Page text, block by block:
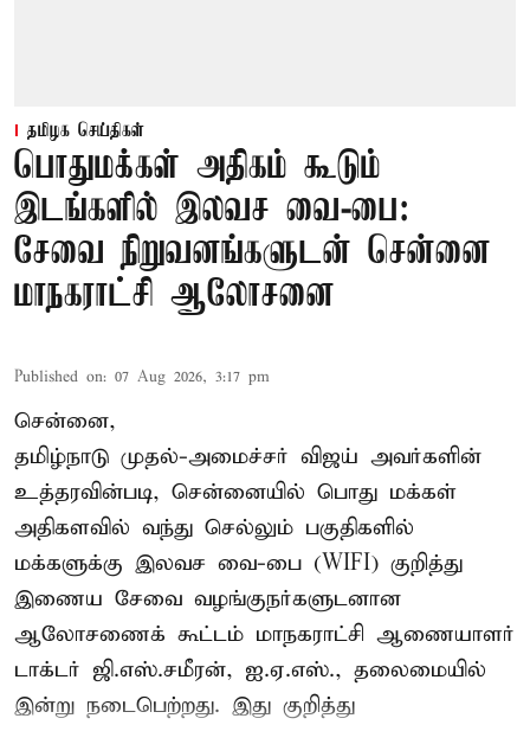
தமிழக செய்திகள்
பொதுமக்கள் அதிகம் கூடும்
இடங்களில் இலவச வை-பை:
சேவை நிறுவனங்களுடன் சென்னை
மாநகராட்சி ஆலோசனை
Published on: 07 Aug 2026, 3:17 pm
சென்னை,
தமிழ்நாடு முதல்-அமைச்சர் விஜய் அவர்களின்
உத்தரவின்படி, சென்னையில் பொது மக்கள்
அதிகளவில் வந்து செல்லும் பகுதிகளில்
மக்களுக்கு இலவச வை-பை (WIFI) குறித்து
இணைய சேவை வழங்குநர்களுடனான
ஆலோசணைக் கூட்டம் மாநகராட்சி ஆணையாளர்
டாக்டர் ஜி.எஸ்.சமீரன், ஐ.ஏ.எஸ்., தலைமையில்
இன்று நடைபெற்றது. இது குறித்து